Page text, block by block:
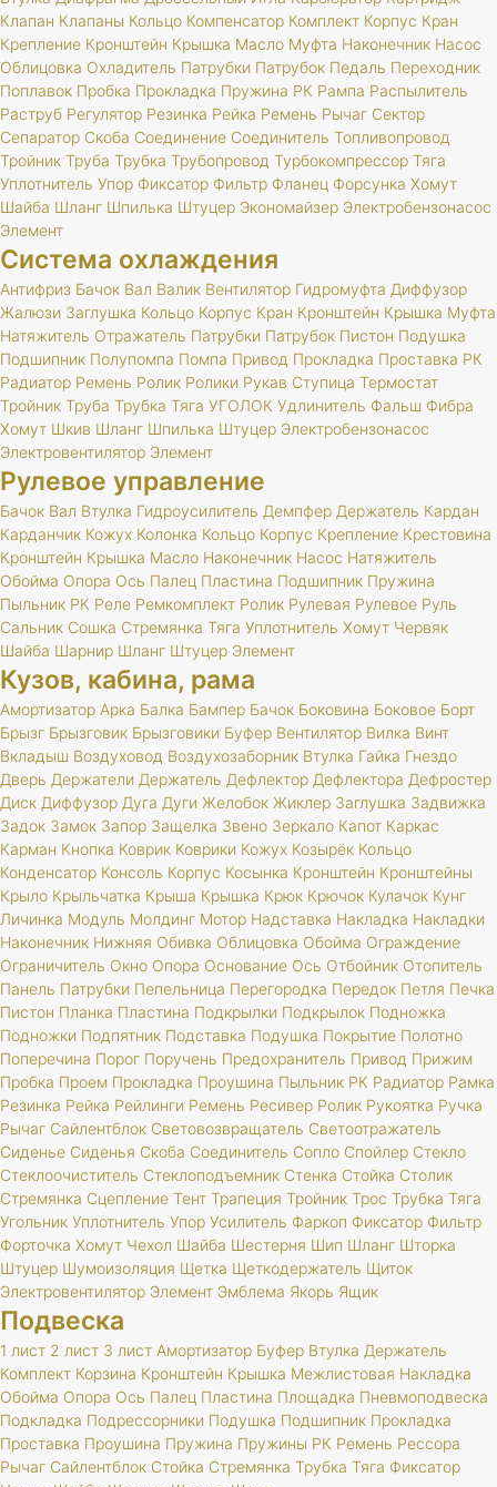
Клапан Клапаны Кольцо Компенсатор Комплект Корпус Кран
Крепление Кронштейн Крышка Масло Муфта Наконечник Насос
Облицовка Охладитель Патрубки Патрубок Педаль Переходник
Поплавок Пробка Прокладка Пружина РК Рампа Распылитель
Раструб Регулятор Резинка Рейка Ремень Рычаг Сектор
Сепаратор Скоба Соединение Соединитель Топливопровод
Тройник Труба Трубка Трубопровод Турбокомпрессор Тяга
Уплотнитель Упор Фиксатор Фильтр Фланец Форсунка Хомут
Шайба Шланг Шпилька Штуцер Экономайзер Электробензонасос
Элемент
Система охлаждения
Антифриз Бачок Вал Валик Вентилятор Гидромуфта Диффузор
Жалюзи Заглушка Кольцо Корпус Кран Кронштейн Крышка Муфта
Натяжитель Отражатель Патрубки Патрубок Пистон Подушка
Подшипник Полупомпа Помпа Привод Прокладка Проставка РК
Радиатор Ремень Ролик Ролики Рукав Ступица Термостат
Тройник Труба Трубка Тяга УГОЛОК Удлинитель Фальш Фибра
Хомут Шкив Шланг Шпилька Штуцер Электробензонасос
Электровентилятор Элемент
Рулевое управление
Бачок Вал Втулка Гидроусилитель Демпфер Держатель Кардан
Карданчик Кожух Колонка Кольцо Корпус Крепление Крестовина
Кронштейн Крышка Масло Наконечник Насос Натяжитель
Обойма Опора Ось Палец Пластина Подшипник Пружина
Пыльник РК Реле Ремкомплект Ролик Рулевая Рулевое Руль
Сальник Сошка Стремянка Тяга Уплотнитель Хомут Червяк
Шайба Шарнир Шланг Штуцер Элемент
Кузов, кабина, рама
Амортизатор Арка Балка Бампер Бачок Боковина Боковое Борт
Брызг Брызговик Брызговики Буфер Вентилятор Вилка Винт
Вкладыш Воздуховод Воздухозаборник Втулка Гайка Гнездо
Дверь Держатели Держатель Дефлектор Дефлектора Дефростер
Диск Диффузор Дуга Дуги Желобок Жиклер Заглушка Задвижка
Задок Замок Запор Защелка Звено Зеркало Капот Каркас
Карман Кнопка Коврик Коврики Кожух Козырёк Кольцо
Конденсатор Консоль Корпус Косынка Кронштейн Кронштейны
Крыло Крыльчатка Крыша Крышка Крюк Крючок Кулачок Кунг
Личинка Модуль Молдинг Мотор Надставка Накладка Накладки
Наконечник Нижняя Обивка Облицовка Обойма Ограждение
Ограничитель Окно Опора Основание Ось Отбойник Отопитель
Панель Патрубки Пепельница Перегородка Передок Петля Печка
Пистон Планка Пластина Подкрылки Подкрылок Подножка
Подножки Подпятник Подставка Подушка Покрытие Полотно
Поперечина Порог Поручень Предохранитель Привод Прижим
Пробка Проем Прокладка Проушина Пыльник РК Радиатор Рамка
Резинка Рейка Рейлинги Ремень Ресивер Ролик Рукоятка Ручка
Рычаг Сайлентблок Световозвращатель Светоотражатель
Сиденье Сиденья Скоба Соединитель Сопло Спойлер Стекло
Стеклоочиститель Стеклоподъемник Стенка Стойка Столик
Стремянка Сцепление Тент Трапеция Тройник Трос Трубка Тяга
Угольник Уплотнитель Упор Усилитель Фаркоп Фиксатор Фильтр
Форточка Хомут Чехол Шайба Шестерня Шип Шланг Шторка
Штуцер Шумоизоляция Щетка Щеткодержатель Щиток
Электровентилятор Элемент Эмблема Якорь Ящик
Подвеска
1 лист 2 лист 3 лист Амортизатор Буфер Втулка Держатель
Комплект Корзина Кронштейн Крышка Межлистовая Накладка
Обойма Опора Ось Палец Пластина Площадка Пневмоподвеска
Подкладка Подрессорники Подушка Подшипник Прокладка
Проставка Проушина Пружина Пружины РК Ремень Рессора
Рычаг Сайлентблок Стойка Стремянка Трубка Тяга Фиксатор